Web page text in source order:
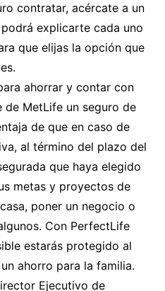
contratar, acércate a un
explicarte cada uno
que elijas la opción que
ahorrar y contar con
MetLife un seguro de
de que en caso de
al término del plazo del
que haya elegido
metas y proyectos de
poner un negocio o
Con PerfectLife
estarás protegido al
ahorro para la familia.
Ejecutivo de